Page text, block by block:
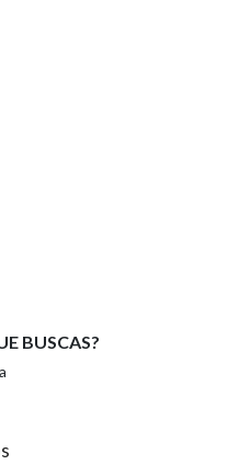
política de
imaxe:
BUSCAS?